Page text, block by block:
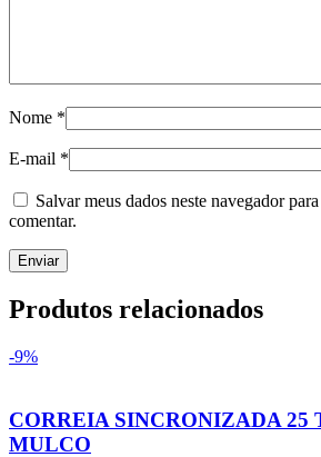
Nome *
E-mail *
Salvar meus dados neste navegador
comentar.
Produtos relacionados
-9%
CORREIA SINCRONIZADA 25
MULCO